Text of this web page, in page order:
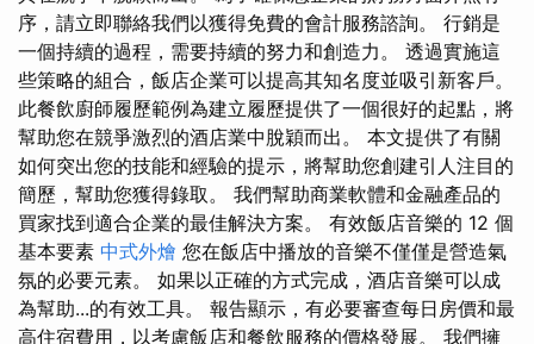
序，請立即聯絡我們以獲得免費的會計服務諮詢。 行銷是
一個持續的過程，需要持續的努力和創造力。 透過實施這
些策略的組合，飯店企業可以提高其知名度並吸引新客戶。
此餐飲廚師履歷範例為建立履歷提供了一個很好的起點，將
幫助您在競爭激烈的酒店業中脫穎而出。 本文提供了有關
如何突出您的技能和經驗的提示，將幫助您創建引人注目的
簡歷，幫助您獲得錄取。 我們幫助商業軟體和金融產品的
買家找到適合企業的最佳解決方案。 有效飯店音樂的 12 個
基本要素 中式外燴 您在飯店中播放的音樂不僅僅是營造氣
氛的必要元素。 如果以正確的方式完成，酒店音樂可以成
為幫助...的有效工具。 報告顯示，有必要審查每日房價和最
高住宿費用，以考慮飯店和餐飲服務的價格發展。 我們擁